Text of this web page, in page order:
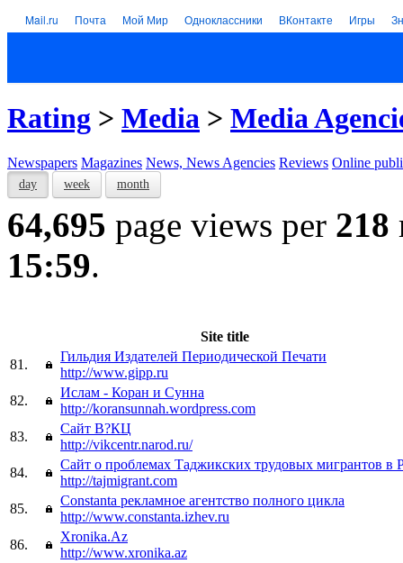
Mail.ru Почта Мой Мир Одноклассники ВКонтакте Игры
Rating > Media > Media
Newspapers Magazines News, News Agencies Reviews Online
day week month
64,695 page views per 218
15:59.
Site title
81.
Гильдия Издателей Периодической Печати
http://www.gipp.ru
82.
Ислам - Коран и Сунна
http://koransunnah.wordpress.com
83.
Сайт В?КЦ
http://vikcentr.narod.ru/
84.
Сайт о проблемах Таджикских трудовых мигрантов в
http://tajmigrant.com
85.
Constanta рекламное агентство полного цикла
http://www.constanta.izhev.ru
86.
Xronika.Az
http://www.xronika.az